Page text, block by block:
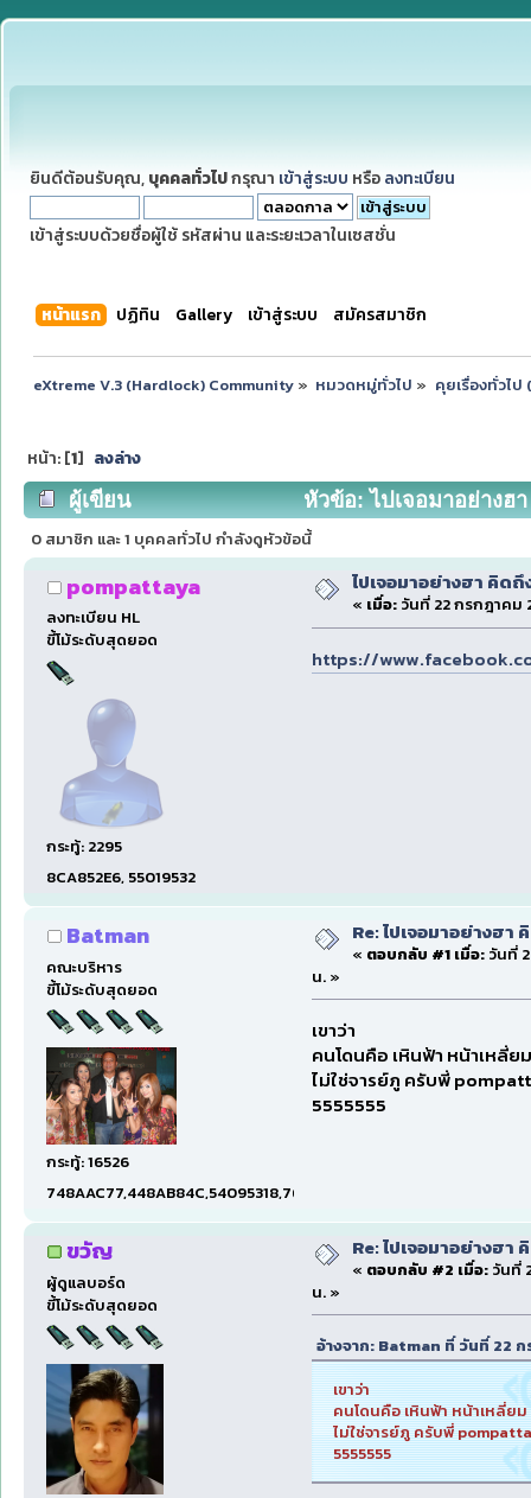
ยินดีต้อนรับคุณ, บุคคลทั่วไปกรุณา เข้าสู่ระบบ หรือ ลงทะเบียน
เข้าสู่ระบบด้วยชื่อผู้ใช้ รหัสผ่าน และระยะเวลาในเซสชั่น
หน้าแรก ปฏิทิน Gallery เข้าสู่ระบบ สมัครสมาชิก
eXtreme V.3 (Hardlock) Community» หมวดหมู่ทั่วไป » คุยเรื่องทั่วไป
หน้า: [1] ลงล่าง
ผู้เขียน หัวข้อ: ไปเจอมาอย่างฮ
0 สมาชิก และ 1 บุคคลทั่วไป กำลังดูหัวข้อนี้
pompattaya
ลงทะเบียน HL
ขี้โม้ระดับสุดยอด
กระทู้: 2295
8CA852E6, 55019532
ไปเจอมาอย่างฮา คิด
« เมื่อ:วันที่ 22 กรกฎาคม
https://
Batman
คณะบริหาร
ขี้โม้ระดับสุดยอด
กระทู้: 16526
748AAC77,448AB84C,54095318,7660DAE5,97606B15,47C5E
Re: ไปเจอมาอย่างฮ
« ตอบกลับ #1 เมื่อ:วันที่
น. »
เขาว่า
คนโดนคือ เหินฟ้า หน้าเหลี่ย
ไม่ใช่จารย์ภู ครับพี่
5555555
ขวัญ
ผู้ดูแลบอร์ด
ขี้โม้ระดับสุดยอด
Re: ไปเจอมาอย่างฮ
« ตอบกลับ #2 เมื่อ:วันที่
น. »
อ้างจาก: Batman ที่ วันที่ 22
เขาว่า
คนโดนคือ เหินฟ้า หน้าเหลี่ยม
ไม่ใช่จารย์ภู ครับพี่
5555555